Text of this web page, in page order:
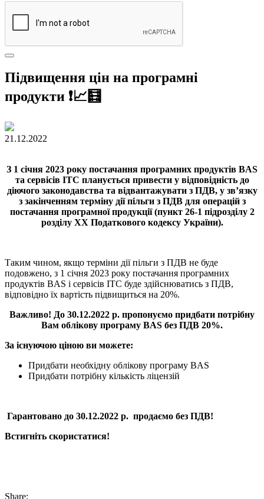
Підвищення цін на програмні
продукти ❗️📈🧮
21.12.2022
З 1 січня 2023 року постачання програмних продуктів BAS
та сервісів ІТС планується привести у відповідність до
діючого законодавства та відвантажувати з ПДВ, у зв’язку
з закінченням терміну дії пільги з ПДВ для операцій з
постачання програмної продукції (пункт 26-1 підрозділу 2
розділу XX Податкового кодексу України).
Таким чином, якщо терміни дії пільги з ПДВ не буде
подовжено, з 1 січня 2023 року постачання програмних
продуктів BAS і сервісів ІТС буде здійснюватись з ПДВ,
відповідно їх вартість підвищиться на 20%.
Важливо! До 30.12.2022 р. пропонуємо придбати потрібну
Вам облікову програму BAS без ПДВ 20%.
За існуючою ціною ви можете:
Придбати необхідну облікову програму BAS
Придбати потрібну кількість ліцензій
Гарантовано до 30.12.2022 р. продаємо без ПДВ!
Встигніть скористатися!
Share: